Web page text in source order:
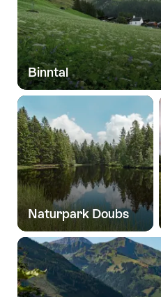
Binntal
Naturpark Doubs